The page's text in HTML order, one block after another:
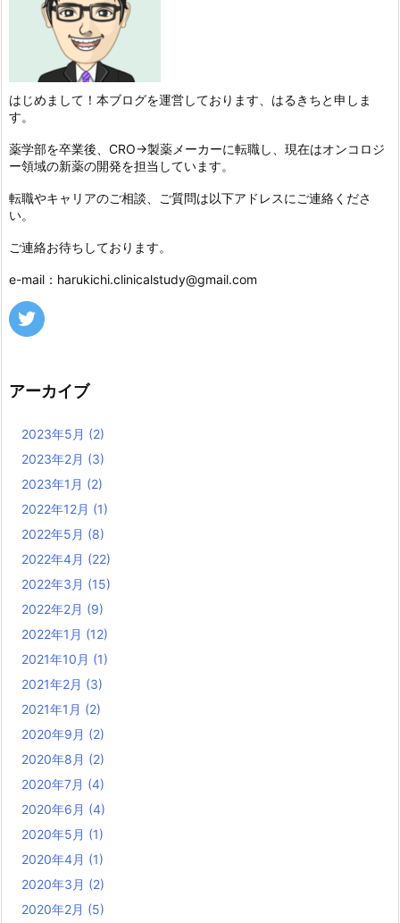
はじめまして！本ブログを運営しております、はるきちと申しま
す。
薬学部を卒業後、CRO→製薬メーカーに転職し、現在はオンコロジ
ー領域の新薬の開発を担当しています。
転職やキャリアのご相談、ご質問は以下アドレスにご連絡くださ
い。
ご連絡お待ちしております。
e-mail：harukichi.clinicalstudy@gmail.com
アーカイブ
2023年5月 (2)
2023年2月 (3)
2023年1月 (2)
2022年12月 (1)
2022年5月 (8)
2022年4月 (22)
2022年3月 (15)
2022年2月 (9)
2022年1月 (12)
2021年10月 (1)
2021年2月 (3)
2021年1月 (2)
2020年9月 (2)
2020年8月 (2)
2020年7月 (4)
2020年6月 (4)
2020年5月 (1)
2020年4月 (1)
2020年3月 (2)
2020年2月 (5)